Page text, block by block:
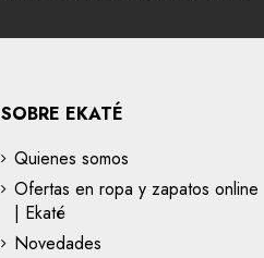
SOBRE EKATÉ
Quienes somos
Ofertas en ropa y zapatos online
| Ekaté
Novedades